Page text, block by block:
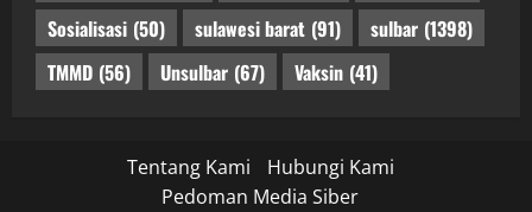
Sosialisasi (50) sulawesi barat (91) sulbar (1398)
TMMD (56) Unsulbar (67) Vaksin (41)
Tentang Kami
Hubungi Kami
Pedoman Media Siber